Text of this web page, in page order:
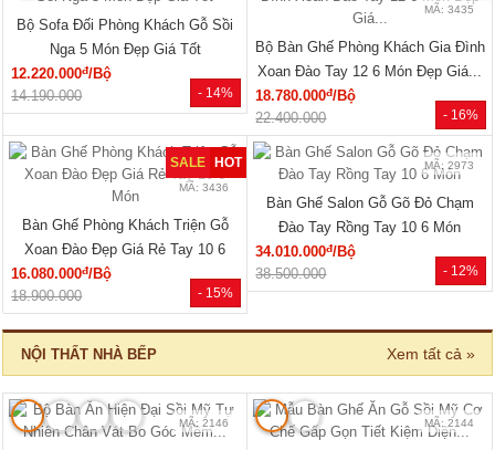
- 14%
Bộ Sofa Đối Phòng Khách Gỗ Sồi
Nga 5 Món Đẹp Giá Tốt
12.220.000đ/Bộ
14.190.000
- 16%
MÃ: 3435
Bộ Bàn Ghế Phòng Khách Gia Đình
Xoan Đào Tay 12 6 Món Đẹp Giá...
18.780.000đ/Bộ
22.400.000
- 15%
SALE HOT
MÃ: 3436
Bàn Ghế Phòng Khách Triện Gỗ
Xoan Đào Đẹp Giá Rẻ Tay 10 6
Món
16.080.000đ/Bộ
18.900.000
- 12%
MÃ: 2973
Bàn Ghế Salon Gỗ Gõ Đỏ Chạm
Đào Tay Rồng Tay 10 6 Món
34.010.000đ/Bộ
38.500.000
NỘI THẤT NHÀ BẾP Xem tất cả »
MÃ: 2146 MÃ: 2144